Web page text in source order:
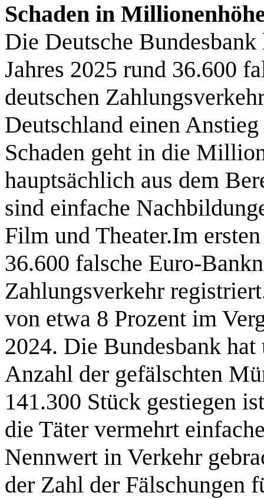
Schaden in
Die Deutsche
Jahres 2025 rund 36.600
deutschen
Deutschland einen
Schaden geht in die
hauptsächlich aus dem
sind einfache
Film und Theater.Im
36.600 falsche Euro-
Zahlungsverkehr
von etwa 8 Prozent im
2024. Die Bundesbank
Anzahl der gefälschten
141.300 Stück gestiegen
die Täter vermehrt
Nennwert in Verkehr
der Zahl der Fälschungen